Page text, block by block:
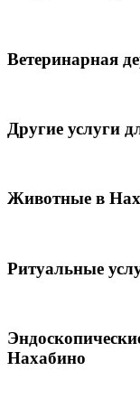
Ветеринарная
Другие услуги
Животные в
Ритуальные
Нахабино